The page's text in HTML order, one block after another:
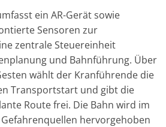
ein AR-Gerät sowie
Sensoren zur
zentrale Steuereinheit
und Bahnführung. Über
wählt der Kranführende die
Transportstart und gibt die
Route frei. Die Bahn wird im
hervorgehoben